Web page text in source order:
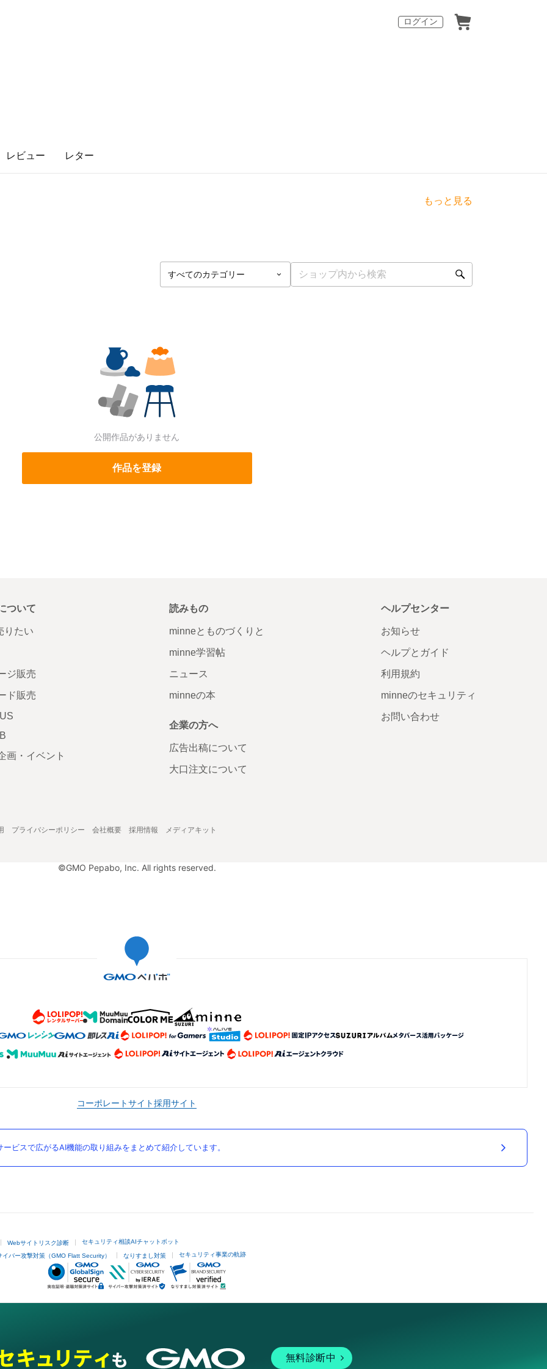
ログイン
レビュー レター
もっと見る
公開作品がありません
作品を登録
ついて
りたい
ジ販売
ド販売
画・イベント
読みもの
minneとものづくりと
minne学習帖
ニュース
minneの本
企業の方へ
広告出稿について
大口注文について
ヘルプセンター
お知らせ
ヘルプとガイド
利用規約
minneのセキュリティ
お問い合わせ
プライバシーポリシー 会社概要 採用情報 メディアキット
©GMO Pepabo, Inc. All rights reserved.
コーポレートサイト採用サイト
ビスで広がるAI機能の取り組みをまとめて紹介しています。
Webサイトリスク診断 セキュリティ相談AIチャットボット
イバー攻撃対策（GMO Flatt Security） なりすまし対策 セキュリティ事業の軌跡
無料診断中